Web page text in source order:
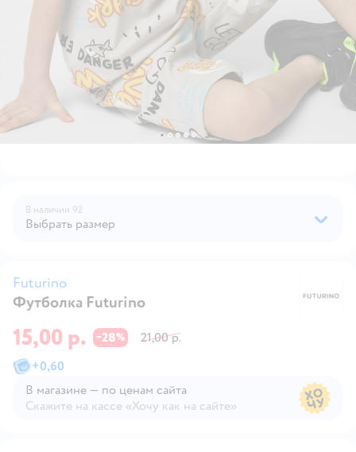
В наличии 92
Выбрать размер
Futurino
Футболка Futurino
15,00 р. −28%
21,00 р.
+0,60
В магазине — по ценам сайта
Скажите на кассе «Хочу как на сайте»